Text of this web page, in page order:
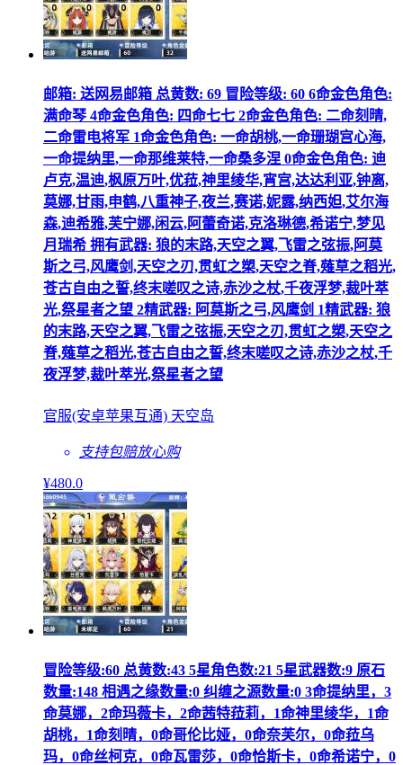
邮箱: 送网易邮箱 总黄数: 69 冒险等级: 60 6命金色角色:
满命琴 4命金色角色: 四命七七 2命金色角色: 二命刻晴,
二命雷电将军 1命金色角色: 一命胡桃,一命珊瑚宫心海,
一命提纳里,一命那维莱特,一命桑多涅 0命金色角色: 迪
卢克,温迪,枫原万叶,优菈,神里绫华,宵宫,达达利亚,钟离,
莫娜,甘雨,申鹤,八重神子,夜兰,赛诺,妮露,纳西妲,艾尔海
森,迪希雅,芙宁娜,闲云,阿蕾奇诺,克洛琳德,希诺宁,梦见
月瑞希 拥有武器: 狼的末路,天空之翼,飞雷之弦振,阿莫
斯之弓,风鹰剑,天空之刃,贯虹之槊,天空之脊,薙草之稻光,
苍古自由之誓,终末嗟叹之诗,赤沙之杖,千夜浮梦,裁叶萃
光,祭星者之望 2精武器: 阿莫斯之弓,风鹰剑 1精武器: 狼
的末路,天空之翼,飞雷之弦振,天空之刃,贯虹之槊,天空之
脊,薙草之稻光,苍古自由之誓,终末嗟叹之诗,赤沙之杖,千
夜浮梦,裁叶萃光,祭星者之望
官服(安卓苹果互通) 天空岛
支持包赔放心购
¥480.0
冒险等级:60 总黄数:43 5星角色数:21 5星武器数:9 原石
数量:148 相遇之缘数量:0 纠缠之源数量:0 3命提纳里，3
命莫娜，2命玛薇卡，2命茜特菈莉，1命神里绫华，1命
胡桃，1命刻晴，0命哥伦比娅，0命奈芙尔，0命菈乌
玛，0命丝柯克，0命瓦雷莎，0命恰斯卡，0命希诺宁，0